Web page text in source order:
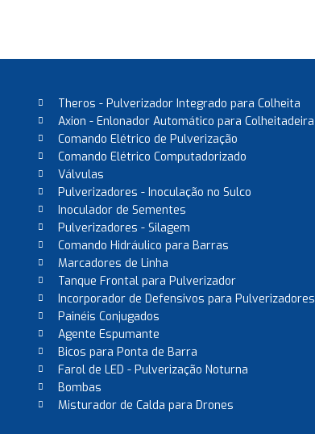
Theros - Pulverizador Integrado para Colheita
Axion - Enlonador Automático para Colheitadeira
Comando Elétrico de Pulverização
Comando Elétrico Computadorizado
Válvulas
Pulverizadores - Inoculação no Sulco
Inoculador de Sementes
Pulverizadores - Silagem
Comando Hidráulico para Barras
Marcadores de Linha
Tanque Frontal para Pulverizador
Incorporador de Defensivos para Pulverizadores
Painéis Conjugados
Agente Espumante
Bicos para Ponta de Barra
Farol de LED - Pulverização Noturna
Bombas
Misturador de Calda para Drones